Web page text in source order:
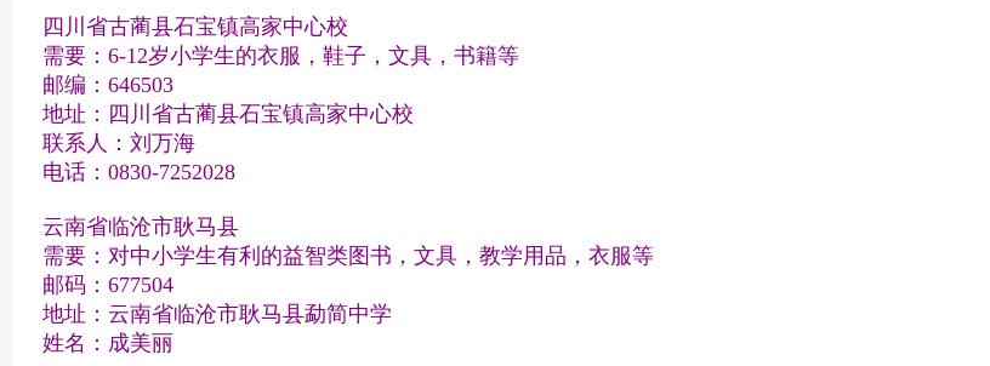
四川省古蔺县石宝镇高家中心校
需要：6-12岁小学生的衣服，鞋子，文具，书籍等
邮编：646503
地址：四川省古蔺县石宝镇高家中心校
联系人：刘万海
电话：0830-7252028
云南省临沧市耿马县
需要：对中小学生有利的益智类图书，文具，教学用品，衣服等
邮码：677504
地址：云南省临沧市耿马县勐简中学
姓名：成美丽